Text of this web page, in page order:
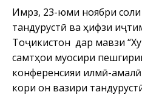
Имрӯз, 23-юми ноябри
тандурустӣ ва ҳифзи
Тоҷикистон дар мавзӯи
самтҳои муосири
конференсияи илмӣ-
кори он вазири